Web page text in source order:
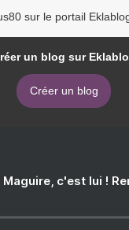
sur le portail
un blog sur
Créer un blog
c'est lui !